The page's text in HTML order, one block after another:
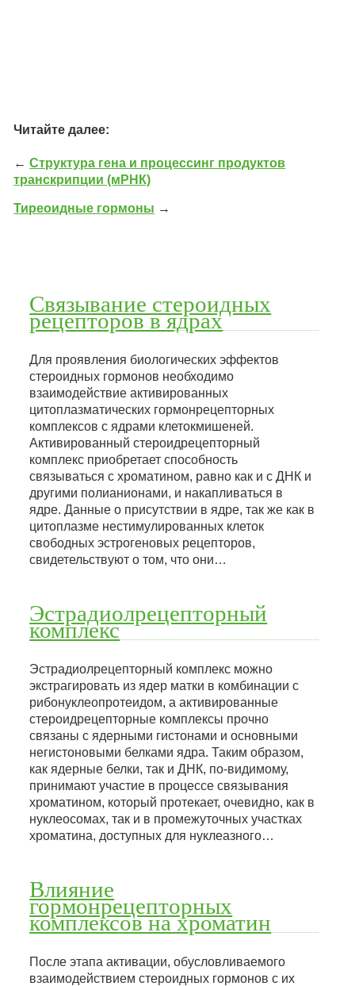
Читайте далее:
←Структура гена и процессинг продуктов
транскрипции (мРНК)
Тиреоидные гормоны →
Связывание стероидных
рецепторов в ядрах
Для проявления биологических эффектов
стероидных гормонов необходимо
взаимодействие активированных
цитоплазматических гормонрецепторных
комплексов с ядрами клетокмишеней.
Активированный стероидрецепторный
комплекс приобретает способность
связываться с хроматином, равно как и с ДНК и
другими полианионами, и накапливаться в
ядре. Данные о присутствии в ядре, так же как в
цитоплазме нестимулированных клеток
свободных эстрогеновых рецепторов,
свидетельствуют о том, что они…
Эстрадиолрецепторный
комплекс
Эстрадиолрецепторный комплекс можно
экстрагировать из ядер матки в комбинации с
рибонуклеопротеидом, а активированные
стероидрецепторные комплексы прочно
связаны с ядерными гистонами и основными
негистоновыми белками ядра. Таким образом,
как ядерные белки, так и ДНК, по-видимому,
принимают участие в процессе связывания
хроматином, который протекает, очевидно, как в
нуклеосомах, так и в промежуточных участках
хроматина, доступных для нуклеазного…
Влияние
гормонрецепторных
комплексов на хроматин
После этапа активации, обусловливаемого
взаимодействием стероидных гормонов с их